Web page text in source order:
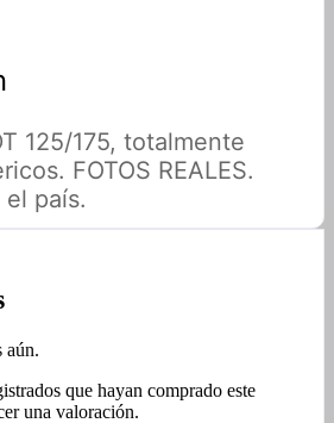
125/175, totalmente
FOTOS REALES.
país.
aún.
que hayan comprado este
una valoración.